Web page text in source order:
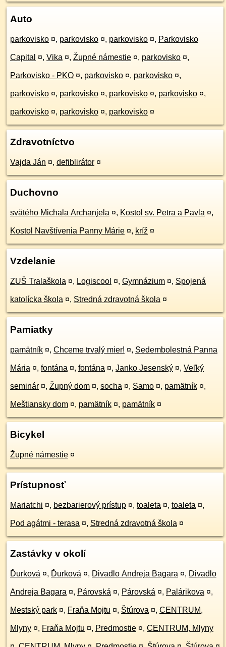
Auto
parkovisko ¤, parkovisko ¤, parkovisko ¤, Parkovisko
Capital ¤, Vika ¤, Župné námestie ¤, parkovisko ¤,
Parkovisko - PKO ¤, parkovisko ¤, parkovisko ¤,
parkovisko ¤, parkovisko ¤, parkovisko ¤, parkovisko ¤,
parkovisko ¤, parkovisko ¤, parkovisko ¤
Zdravotníctvo
Vajda Ján ¤, defiblirátor ¤
Duchovno
svätého Michala Archanjela ¤, Kostol sv. Petra a Pavla ¤,
Kostol Navštívenia Panny Márie ¤, kríž ¤
Vzdelanie
ZUŠ Tralaškola ¤, Logiscool ¤, Gymnázium ¤, Spojená
katolícka škola ¤, Stredná zdravotná škola ¤
Pamiatky
pamätník ¤, Chceme trvalý mier! ¤, Sedembolestná Panna
Mária ¤, fontána ¤, fontána ¤, Janko Jesenský ¤, Veľký
seminár ¤, Župný dom ¤, socha ¤, Samo ¤, pamätník ¤,
Meštiansky dom ¤, pamätník ¤, pamätník ¤
Bicykel
Župné námestie ¤
Prístupnosť
Mariatchi ¤, bezbarierový prístup ¤, toaleta ¤, toaleta ¤,
Pod agátmi - terasa ¤, Stredná zdravotná škola ¤
Zastávky v okolí
Ďurková ¤, Ďurková ¤, Divadlo Andreja Bagara ¤, Divadlo
Andreja Bagara ¤, Párovská ¤, Párovská ¤, Palárikova ¤,
Mestský park ¤, Fraňa Mojtu ¤, Štúrova ¤, CENTRUM,
Mlyny ¤, Fraňa Mojtu ¤, Predmostie ¤, CENTRUM, Mlyny